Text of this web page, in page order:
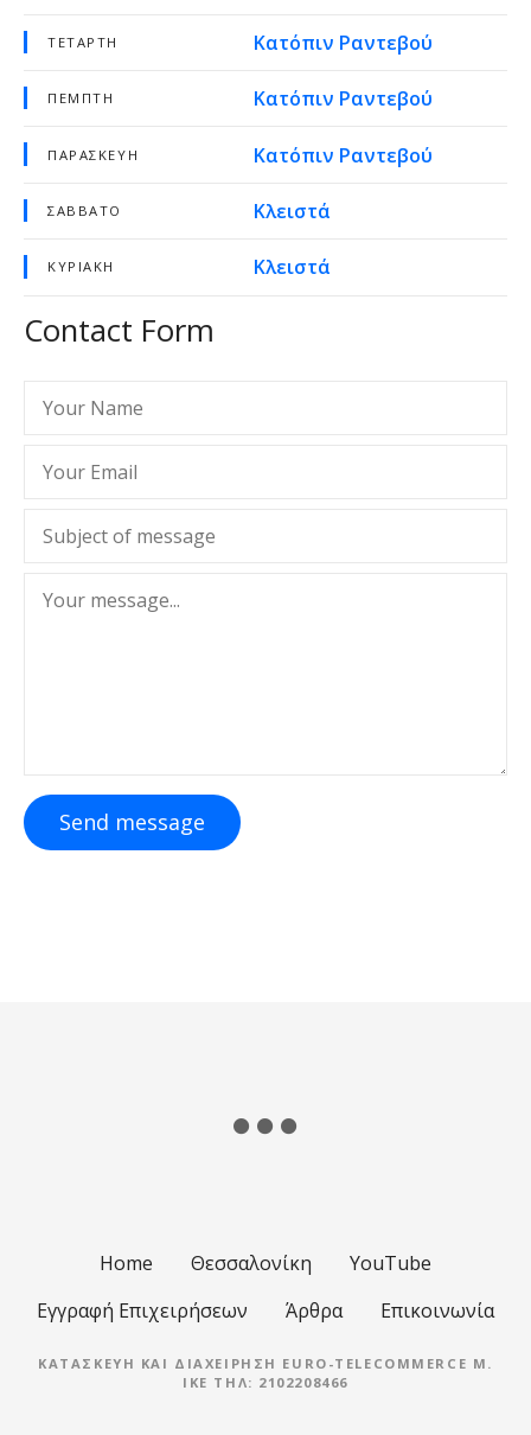
ΤΕΤΆΡΤΗ Κατόπιν Ραντεβού
ΠΈΜΠΤΗ Κατόπιν Ραντεβού
ΠΑΡΑΣΚΕΥΉ Κατόπιν Ραντεβού
ΣΆΒΒΑΤΟ Κλειστά
ΚΥΡΙΑΚΉ Κλειστά
Contact Form
Send message
Home Θεσσαλονίκη
YouTube
Εγγραφή Επιχειρήσεων
Άρθρα Επικοινωνία
ΚΑΤΑΣΚΕΥΉ ΚΑΙ ΔΙΑΧΕΊΡΗΣΗ EURO-TELECOMMERCE M.
IKE ΤΗΛ: 2102208466